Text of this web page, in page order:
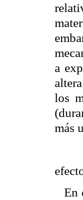
a
los
más
En